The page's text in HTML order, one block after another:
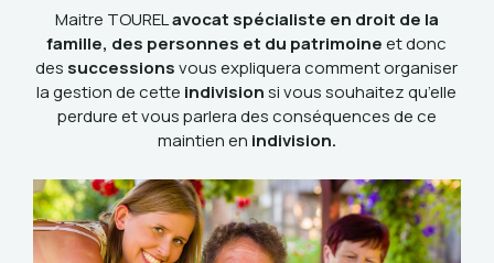
Maitre TOURELavocat spécialiste en droit de la
famille, des personnes et du patrimoineet donc
des successionsvous expliquera comment organiser
la gestion de cette indivisionsi vous souhaitez qu’elle
perdure et vous parlera des conséquences de ce
maintien en indivision.